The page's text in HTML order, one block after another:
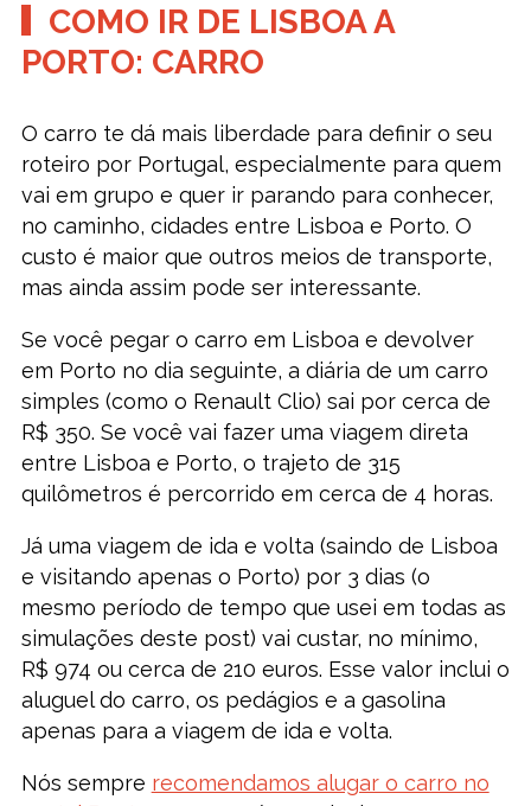
COMO IR DE LISBOA A
PORTO: CARRO
O carro te dá mais liberdade para definir o seu
roteiro por Portugal, especialmente para quem
vai em grupo e quer ir parando para conhecer,
no caminho, cidades entre Lisboa e Porto. O
custo é maior que outros meios de transporte,
mas ainda assim pode ser interessante.
Se você pegar o carro em Lisboa e devolver
em Porto no dia seguinte, a diária de um carro
simples (como o Renault Clio) sai por cerca de
R$ 350. Se você vai fazer uma viagem direta
entre Lisboa e Porto, o trajeto de 315
quilômetros é percorrido em cerca de 4 horas.
Já uma viagem de ida e volta (saindo de Lisboa
e visitando apenas o Porto) por 3 dias (o
mesmo período de tempo que usei em todas as
simulações deste post) vai custar, no mínimo,
R$ 974 ou cerca de 210 euros. Esse valor inclui o
aluguel do carro, os pedágios e a gasolina
apenas para a viagem de ida e volta.
Nós sempre recomendamos alugar o carro no